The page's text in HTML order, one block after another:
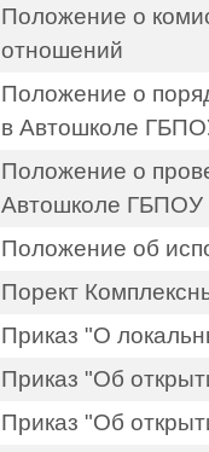
Положение о
отношений
Положение о
в Автошколе
Положение о
Автошколе ГБПОУ
Положение об
Порект
Приказ "О
Приказ "Об
Приказ "Об